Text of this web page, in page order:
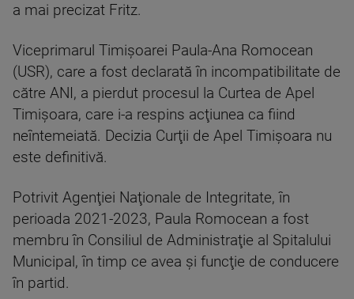
a mai precizat Fritz.
Viceprimarul Timişoarei Paula-Ana Romocean
(USR), care a fost declarată în incompatibilitate de
către ANI, a pierdut procesul la Curtea de Apel
Timişoara, care i-a respins acţiunea ca fiind
neîntemeiată. Decizia Curţii de Apel Timişoara nu
este definitivă.
Potrivit Agenţiei Naţionale de Integritate, în
perioada 2021-2023, Paula Romocean a fost
membru în Consiliul de Administraţie al Spitalului
Municipal, în timp ce avea şi funcţie de conducere
în partid.